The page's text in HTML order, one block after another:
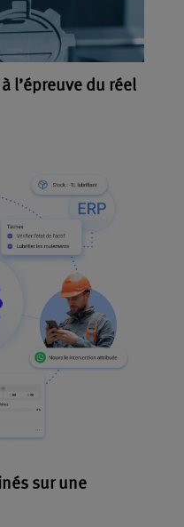
l’épreuve du réel
sur une